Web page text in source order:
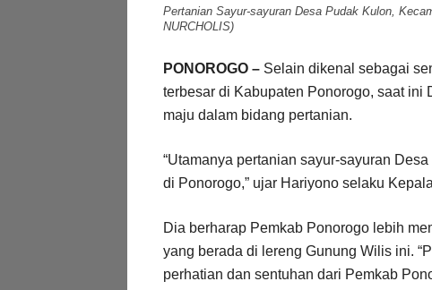
Pertanian Sayur-sayuran Desa Pudak Kulon,
NURCHOLIS)
PONOROGO – Selain dikenal sebagai
terbesar di Kabupaten Ponorogo, saat ini
maju dalam bidang pertanian.
“Utamanya pertanian sayur-sayuran
di Ponorogo,” ujar Hariyono selaku
Dia berharap Pemkab Ponorogo lebih
yang berada di lereng Gunung Wilis ini.
perhatian dan sentuhan dari Pemkab